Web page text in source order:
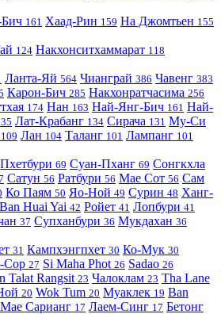
161 Хаад-Рин 159 На Джомтьен 155
124 Накхонситхаммарат 118
Ланта-Яй 564 Чианграй 386 Чавенг 383
Карон-Бич 285 Накхонратчасима 256
174 Нан 163 Най-Янг-Бич 161 Най-
Лат-Крабанг 134 Сирача 131 Му-Си
109 Лан 104 Таланг 101 Лампанг 101
Пхетбури 69 Суан-Пханг 69 Сонгкхла
Сатун 56 Ратбури 56 Мае Сот 56 Сам
Ко Паям 50 Яо-Ной 49 Сурин 48 Ханг-
Ban Huai Yai 42 Ройет 41 Лопбури 41
37 Супханбури 36 Мукдахан 36
31 Кампхэнгпхет 30 Ко-Мук 30
Сор 27 Si Maha Phot 26 Sadao 26
Talat Rangsit 23 Чалоклам 23 Tha Lane
20 Wok Tum 20 Муаклек 19 Ban
Мае Сарианг 17 Лаем-Синг 17 Бетонг